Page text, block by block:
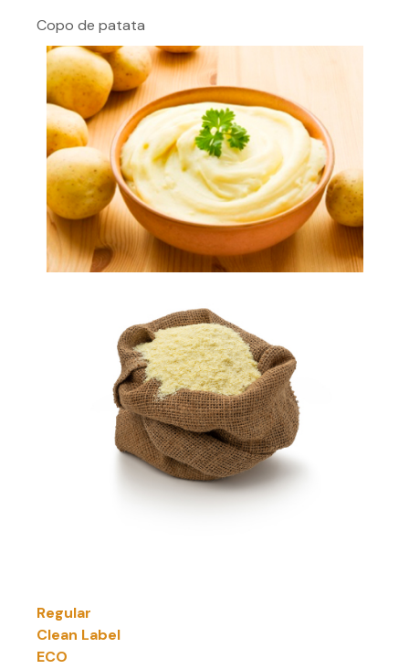
Copo de patata
Regular
Clean Label
ECO